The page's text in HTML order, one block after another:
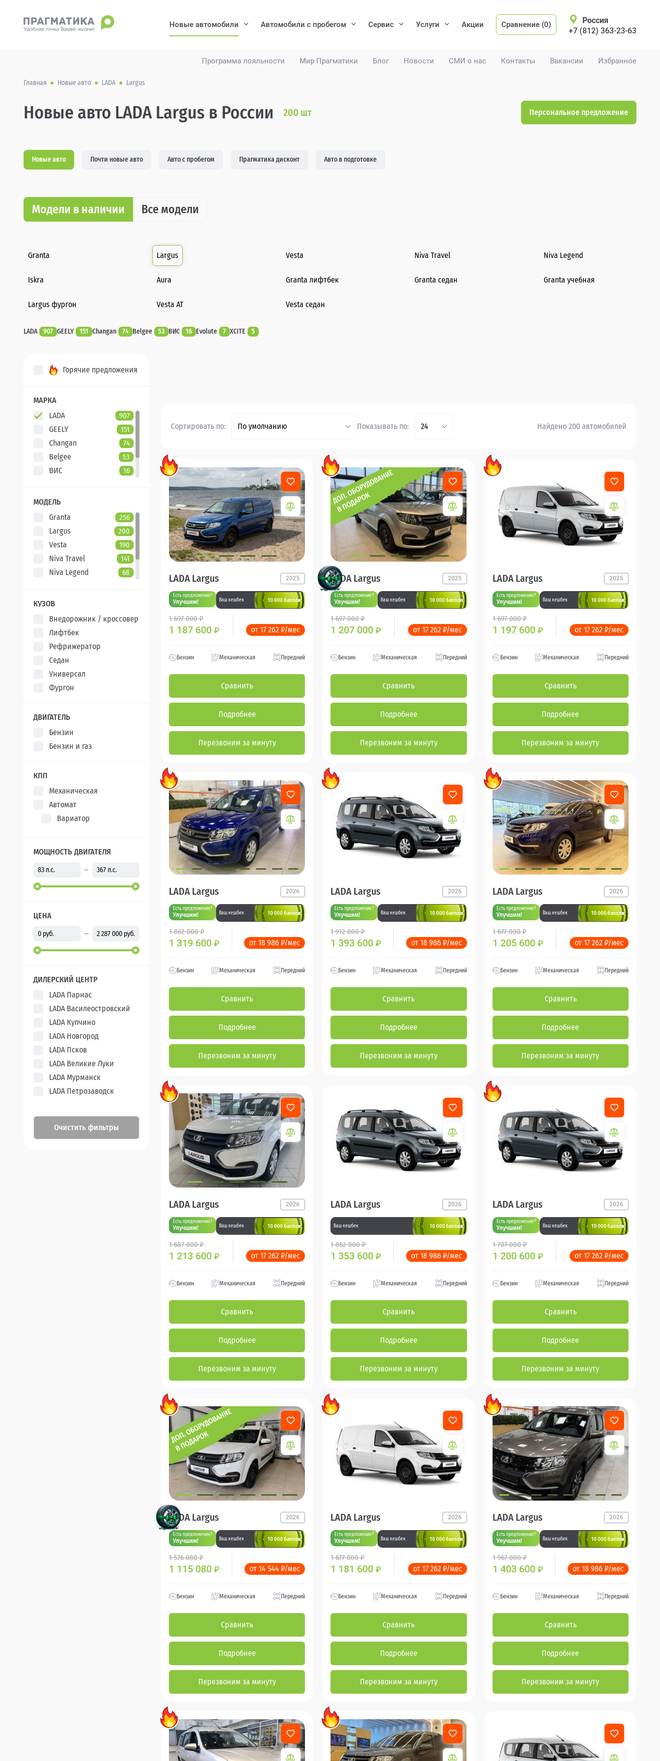
Программа лояльности Мир Прагматики Блог Новости СМИ о нас Контакты Вакансии Избранное
Новые автомобили Автомобили с пробегом Сервис Услуги Акции Сравнение (0)
Россия
+7 (812) 363-23-63
Главная Новые авто LADA Largus
Новые авто LADA Largus в России 200 шт Персональное предложение
Новые авто Почти новые авто Авто с пробегом Прагматика дисконт Авто в подготовке
Модели в наличии Все модели
Granta Largus Vesta Niva Travel Niva Legend
Iskra Aura Granta лифтбек Granta седан Granta учебная
Largus фургон Vesta AT Vesta седан
LADA 907 GEELY 151 Changan 74 Belgee 53 ВИС 16 Evolute 7 XCITE 5
Горячие предложения
МАРКА
LADA
907
GEELY 151
Changan 74
Belgee 53
ВИС 16
XCITE
МОДЕЛЬ
Granta
256
Largus 200
Vesta 190
Niva Travel 141
Niva Legend 68
Aura
КУЗОВ
Внедорожник / кроссовер
Лифтбек
Рефрижератор
Седан
Универсал
Фургон
ДВИГАТЕЛЬ
Бензин
Бензин и газ
КПП
Механическая
Автомат
Вариатор
МОЩНОСТЬ ДВИГАТЕЛЯ
ЦЕНА
ДИЛЕРСКИЙ ЦЕНТР
LADA Парнас
LADA Василеостровский
LADA Купчино
LADA Новгород
LADA Псков
LADA Великие Луки
LADA Мурманск
LADA Петрозаводск
Очистить фильтры
Сортировать по: По умолчанию Показывать по: 24 Найдено 200 автомобилей
LADA Largus 2025
Есть предложение?
Улучшим! Ваш кешбек 10 000 баллов
1 697 000 ₽
1 187 600 ₽ от 17 262 ₽/мес
Бензин Механическая Передний
Сравнить
Подробнее
Перезвоним за минуту
LADA Largus 2025
Есть предложение?
Улучшим! Ваш кешбек 10 000 баллов
1 697 000 ₽
1 207 000₽ от 17 262 ₽/мес
Бензин Механическая Передний
Сравнить
Подробнее
Перезвоним за минуту
LADA Largus 2025
Есть предложение?
Улучшим! Ваш кешбек 10 000 баллов
1 697 000 ₽
1 197 600 ₽ от 17 262 ₽/мес
Бензин Механическая Передний
Сравнить
Подробнее
Перезвоним за минуту
LADA Largus 2026
Есть предложение?
Улучшим! Ваш кешбек 10 000 баллов
1 862 000 ₽
1 319 600 ₽ от 18 986 ₽/мес
Бензин Механическая Передний
Сравнить
Подробнее
Перезвоним за минуту
LADA Largus 2026
Есть предложение?
Улучшим! Ваш кешбек 10 000 баллов
1 912 000 ₽
1 393 600₽ от 18 986 ₽/мес
Бензин Механическая Передний
Сравнить
Подробнее
Перезвоним за минуту
LADA Largus 2026
Есть предложение?
Улучшим! Ваш кешбек 10 000 баллов
1 677 000 ₽
1 205 600 ₽ от 17 262 ₽/мес
Бензин Механическая Передний
Сравнить
Подробнее
Перезвоним за минуту
LADA Largus 2026
Есть предложение?
Улучшим! Ваш кешбек 10 000 баллов
1 687 000 ₽
1 213 600 ₽ от 17 262 ₽/мес
Бензин Механическая Передний
Сравнить
Подробнее
Перезвоним за минуту
LADA Largus 2026
Ваш кешбек 10 000 баллов
1 862 000 ₽
1 353 600₽ от 18 986 ₽/мес
Бензин Механическая Передний
Сравнить
Подробнее
Перезвоним за минуту
LADA Largus 2026
Есть предложение?
Улучшим! Ваш кешбек 10 000 баллов
1 707 000 ₽
1 200 600 ₽ от 17 262 ₽/мес
Бензин Механическая Передний
Сравнить
Подробнее
Перезвоним за минуту
LADA Largus 2026
Есть предложение?
Улучшим! Ваш кешбек 10 000 баллов
1 576 080 ₽
1 115 080 ₽ от 14 544 ₽/мес
Бензин Механическая Передний
Сравнить
Подробнее
Перезвоним за минуту
LADA Largus 2026
Есть предложение?
Улучшим! Ваш кешбек 10 000 баллов
1 677 000 ₽
1 181 600₽ от 17 262 ₽/мес
Бензин Механическая Передний
Сравнить
Подробнее
Перезвоним за минуту
LADA Largus 2026
Есть предложение?
Улучшим! Ваш кешбек 10 000 баллов
1 967 000 ₽
1 403 600 ₽ от 18 986 ₽/мес
Бензин Механическая Передний
Сравнить
Подробнее
Перезвоним за минуту